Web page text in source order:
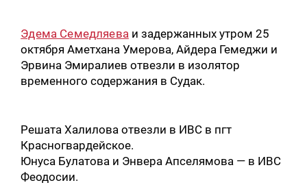
Эдема Семедляеваи задержанных утром 25
октября Аметхана Умерова, Айдера Гемеджи и
Эрвина Эмиралиев отвезли в изолятор
временного содержания в Судак.
Решата Халилова отвезли в ИВС в пгт
Красногвардейское.
Юнуса Булатова и Энвера Апселямова — в ИВС
Феодосии.